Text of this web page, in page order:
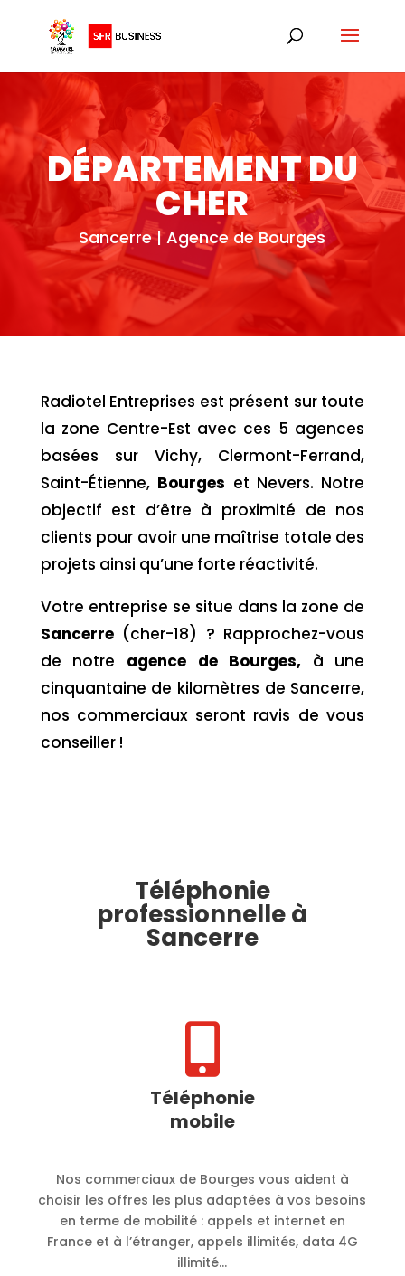
DÉPARTEMENT DU
CHER
Sancerre | Agence de Bourges
Radiotel Entreprises est présent sur toute
la zone Centre-Est avec ces 5 agences
basées sur Vichy, Clermont-Ferrand,
Saint-Étienne, Bourges et Nevers. Notre
objectif est d’être à proximité de nos
clients pour avoir une maîtrise totale des
projets ainsi qu’une forte réactivité.
Votre entreprise se situe dans la zone de
Sancerre(cher-18) ? Rapprochez-vous
de notre agence de Bourges, à une
cinquantaine de kilomètres de Sancerre,
nos commerciaux seront ravis de vous
conseiller !
Téléphonie
professionnelle à
Sancerre

Téléphonie
mobile
Nos commerciaux de Bourges vous aident à
choisir les offres les plus adaptées à vos besoins
en terme de mobilité : appels et internet en
France et à l’étranger, appels illimités, data 4G
illimité…